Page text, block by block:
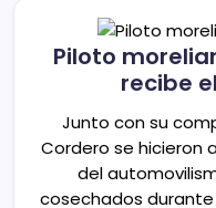
Piloto
recibe
Junto con su
Cordero se hicieron
del
cosechados durante